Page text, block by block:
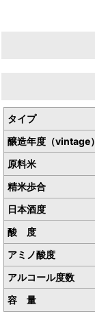
産地／栃木県小山
タイプ
醸造年度（vintage）
原料米
精米歩合
日本酒度
酸 度
アミノ酸度
アルコール度数
容 量